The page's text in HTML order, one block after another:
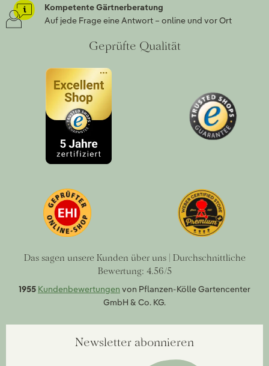
Kompetente Gärtnerberatung
Auf jede Frage eine Antwort – online und vor Ort
Geprüfte Qualität
Das sagen unsere Kunden über uns | Durchschnittliche
Bewertung: 4.56/5
1955 Kundenbewertungen von Pflanzen-Kölle Gartencenter
GmbH & Co. KG.
Newsletter abonnieren